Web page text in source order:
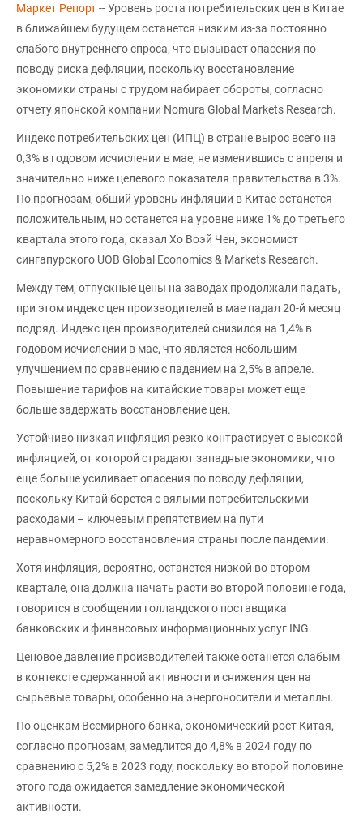
Маркет Репорт-- Уровень роста потребительских цен в Китае
в ближайшем будущем останется низким из-за постоянно
слабого внутреннего спроса, что вызывает опасения по
поводу риска дефляции, поскольку восстановление
экономики страны с трудом набирает обороты, согласно
отчету японской компании Nomura Global Markets Research.
Индекс потребительских цен (ИПЦ) в стране вырос всего на
0,3% в годовом исчислении в мае, не изменившись с апреля и
значительно ниже целевого показателя правительства в 3%.
По прогнозам, общий уровень инфляции в Китае останется
положительным, но останется на уровне ниже 1% до третьего
квартала этого года, сказал Хо Воэй Чен, экономист
сингапурского UOB Global Economics & Markets Research.
Между тем, отпускные цены на заводах продолжали падать,
при этом индекс цен производителей в мае падал 20-й месяц
подряд. Индекс цен производителей снизился на 1,4% в
годовом исчислении в мае, что является небольшим
улучшением по сравнению с падением на 2,5% в апреле.
Повышение тарифов на китайские товары может еще
больше задержать восстановление цен.
Устойчиво низкая инфляция резко контрастирует с высокой
инфляцией, от которой страдают западные экономики, что
еще больше усиливает опасения по поводу дефляции,
поскольку Китай борется с вялыми потребительскими
расходами – ключевым препятствием на пути
неравномерного восстановления страны после пандемии.
Хотя инфляция, вероятно, останется низкой во втором
квартале, она должна начать расти во второй половине года,
говорится в сообщении голландского поставщика
банковских и финансовых информационных услуг ING.
Ценовое давление производителей также останется слабым
в контексте сдержанной активности и снижения цен на
сырьевые товары, особенно на энергоносители и металлы.
По оценкам Всемирного банка, экономический рост Китая,
согласно прогнозам, замедлится до 4,8% в 2024 году по
сравнению с 5,2% в 2023 году, поскольку во второй половине
этого года ожидается замедление экономической
активности.